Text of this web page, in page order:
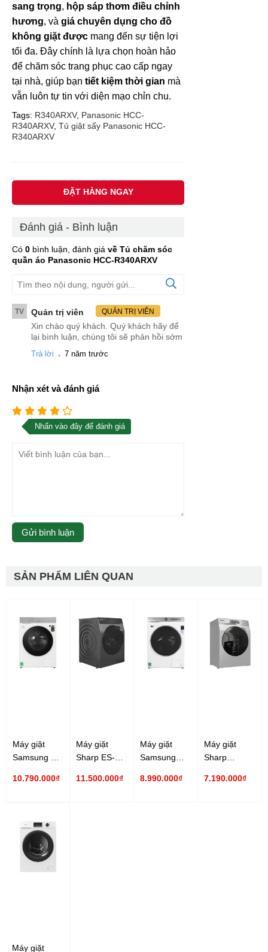
sang trọng, hộp sáp thơm điều chỉnh
hương, và giá chuyên dụng cho đồ
không giặt được mang đến sự tiện lợi
tối đa. Đây chính là lựa chọn hoàn hảo
để chăm sóc trang phục cao cấp ngay
tại nhà, giúp bạn tiết kiệm thời gian mà
vẫn luôn tự tin với diện mạo chỉn chu.
Tags: R340ARXV, Panasonic HCC-
R340ARXV, Tủ giặt sấy Panasonic HCC-
R340ARXV
ĐẶT HÀNG NGAY
Đánh giá - Bình luận
Có 0 bình luận, đánh giá về Tủ chăm sóc
quần áo Panasonic HCC-R340ARXV
TV Quản trị viên QUẢN TRỊ VIÊN
Xin chào quý khách. Quý khách hãy để
lại bình luận, chúng tôi sẽ phản hồi sớm
Trả lời . 7 năm trước
Nhận xét và đánh giá
Nhấn vào đây để đánh giá
SẢN PHẨM LIÊN QUAN
Máy giặt
Samsung 14
WW14BB944DGHSV
10.790.000₫
Máy giặt
Sharp ES-
12.5 Kg
11.500.000₫
Máy giặt
Samsung
WW13T504DAW/SV
8.990.000₫
Máy giặt
Sharp
FK852EV-W
7.190.000₫
Máy giặt